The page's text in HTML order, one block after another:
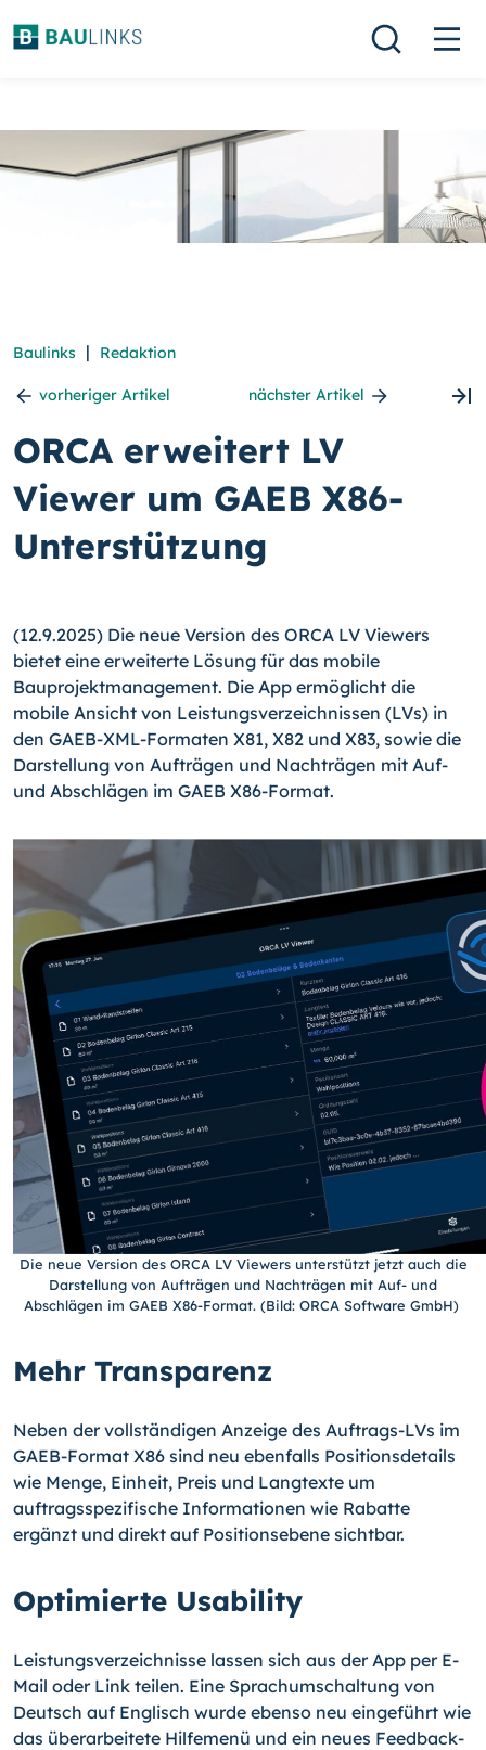
Baulinks | Redaktion
vorheriger Artikel nächster Artikel
ORCA erweitert LV
Viewer um GAEB X86-
Unterstützung
(12.9.2025) Die neue Version des ORCA LV Viewers
bietet eine erweiterte Lösung für das mobile
Bauprojektmanagement. Die App ermöglicht die
mobile Ansicht von Leistungsverzeichnissen (LVs) in
den GAEB-XML-Formaten X81, X82 und X83, sowie die
Darstellung von Aufträgen und Nachträgen mit Auf-
und Abschlägen im GAEB X86-Format.
Die neue Version des ORCA LV Viewers unterstützt jetzt auch die
Darstellung von Aufträgen und Nachträgen mit Auf- und
Abschlägen im GAEB X86-Format. (Bild: ORCA Software GmbH)
Mehr Transparenz
Neben der vollständigen Anzeige des Auftrags-LVs im
GAEB-Format X86 sind neu ebenfalls Positionsdetails
wie Menge, Einheit, Preis und Langtexte um
auftragsspezifische Informationen wie Rabatte
ergänzt und direkt auf Positionsebene sichtbar.
Optimierte Usability
Leistungsverzeichnisse lassen sich aus der App per E-
Mail oder Link teilen. Eine Sprachumschaltung von
Deutsch auf Englisch wurde ebenso neu eingeführt wie
das überarbeitete Hilfemenü und ein neues Feedback-